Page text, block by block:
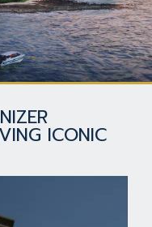
ICONIC